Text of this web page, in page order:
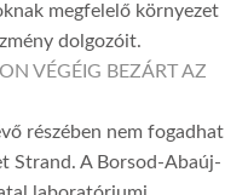
megfelelő környezet
dolgozóit.
VÉGÉIG BEZÁRT AZ
részében nem fogadhat
Strand. A Borsod-Abaúj-